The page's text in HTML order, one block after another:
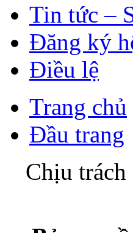
Tin tức –
Đăng ký
Điều lệ
Trang chủ
Đầu trang
Chịu